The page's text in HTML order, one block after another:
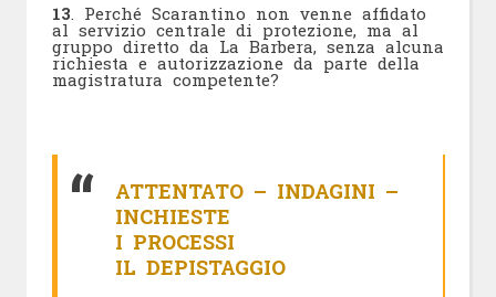
13 . Perché Scarantino non venne affidato
al servizio centrale di protezione, ma al
gruppo diretto da La Barbera, senza alcuna
richiesta e autorizzazione da parte della
magistratura competente?
ATTENTATO – INDAGINI –
INCHIESTE
I PROCESSI
IL DEPISTAGGIO